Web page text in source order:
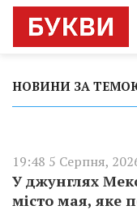
НОВИНИ ЗА
19:48 5 Серпня,
У джунглях
місто мая, яке